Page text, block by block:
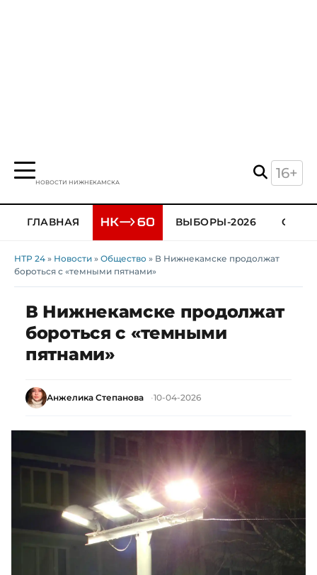
НОВОСТИ НИЖНЕКАМСКА
16+
ГЛАВНАЯ ВЫБОРЫ-2026
НТР 24 » Новости » Общество » В Нижнекамске продолжат
бороться с «темными пятнами»
В Нижнекамске продолжат
бороться с «темными
пятнами»
Анжелика Степанова 10-04-2026